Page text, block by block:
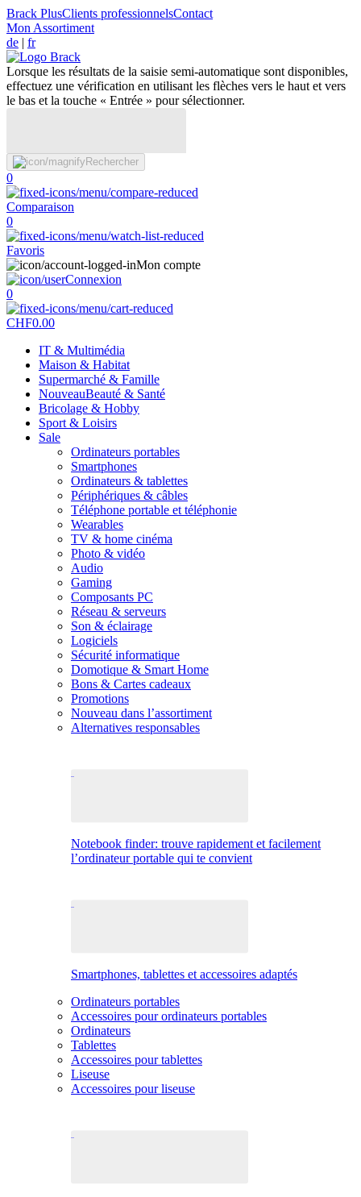
Brack PlusClients professionnelsContact
Mon Assortiment
de | fr
Lorsque les résultats de la saisie semi-automatique sont disponibles,
effectuez une vérification en utilisant les flèches vers le haut et vers
le bas et la touche « Entrée » pour sélectionner.
Rechercher
0
Comparaison
0
Favoris
Mon compte
Connexion
0
CHF0.00
IT & Multimédia
Maison & Habitat
Supermarché & Famille
NouveauBeauté & Santé
Bricolage & Hobby
Sport & Loisirs
Sale
Ordinateurs portables
Smartphones
Ordinateurs & tablettes
Périphériques & câbles
Téléphone portable et téléphonie
Wearables
TV & home cinéma
Photo & vidéo
Audio
Gaming
Composants PC
Réseau & serveurs
Son & éclairage
Logiciels
Sécurité informatique
Domotique & Smart Home
Bons & Cartes cadeaux
Promotions
Nouveau dans l’assortiment
Alternatives responsables
Notebook finder: trouve rapidement et facilement
l’ordinateur portable qui te convient
Smartphones, tablettes et accessoires adaptés
Ordinateurs portables
Accessoires pour ordinateurs portables
Ordinateurs
Tablettes
Accessoires pour tablettes
Liseuse
Accessoires pour liseuse